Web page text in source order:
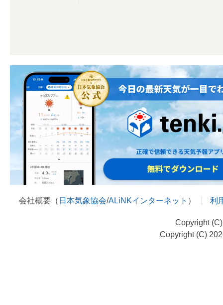
会社概要（ 日本気象協会/ALiNKインターネット ） 利
Copyright
Copyright (C)